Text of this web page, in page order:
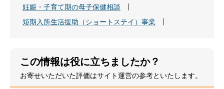
妊娠・子育て期の母子保健相談
短期入所生活援助（ショートステイ）事業
この情報は役に立ちましたか？
お寄せいただいた評価はサイト運営の参考といたします。